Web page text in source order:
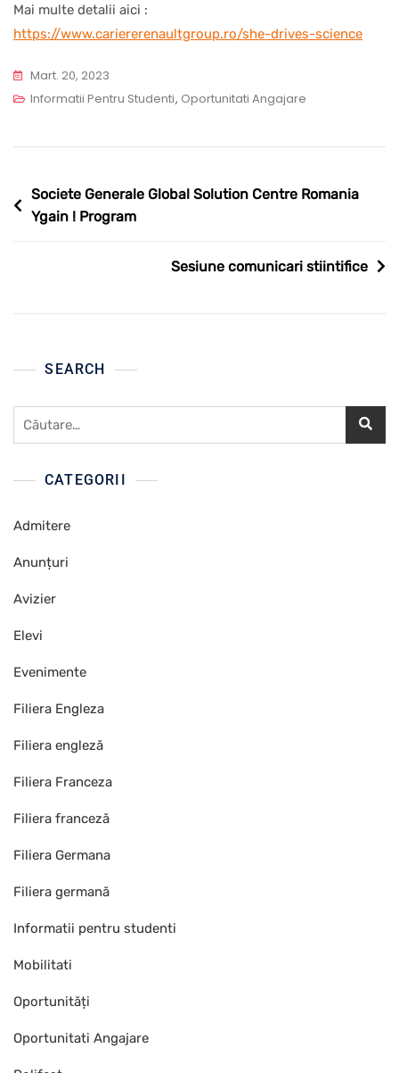
Mai multe detalii aici :
https://www.cariererenaultgroup.ro/she-drives-science
Mart. 20, 2023
Informatii Pentru Studenti, Oportunitati Angajare
Navigare
Societe Generale Global Solution Centre Romania
Ygain ! Program
Sesiune comunicari stiintifice
SEARCH
CATEGORII
Admitere
Anunțuri
Avizier
Elevi
Evenimente
Filiera Engleza
Filiera engleză
Filiera Franceza
Filiera franceză
Filiera Germana
Filiera germană
Informatii pentru studenti
Mobilitati
Oportunități
Oportunitati Angajare